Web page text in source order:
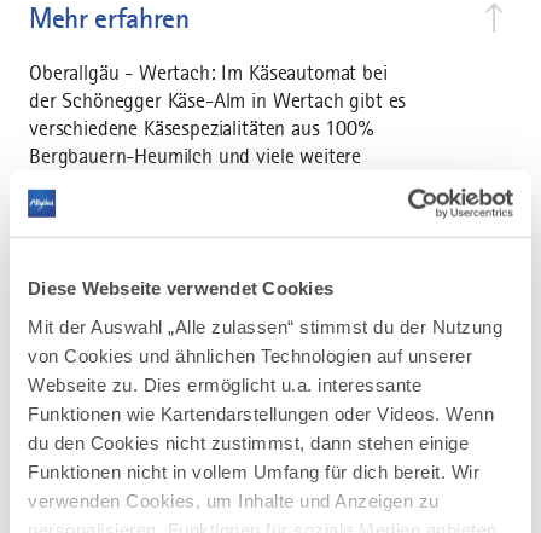
Diese Webseite verwendet Cookies
Mit der Auswahl „Alle zulassen“ stimmst du der Nutzung
von Cookies und ähnlichen Technologien auf unserer
Webseite zu. Dies ermöglicht u.a. interessante
Funktionen wie Kartendarstellungen oder Videos. Wenn
du den Cookies nicht zustimmst, dann stehen einige
Funktionen nicht in vollem Umfang für dich bereit. Wir
verwenden Cookies, um Inhalte und Anzeigen zu
Mehr erfahren
Oberallgäu - Wertach: Im Käseautomat bei
der Schönegger Käse-Alm in Wertach gibt es
verschiedene Käsespezialitäten aus 100%
Bergbauern-Heumilch und viele weitere
Schmankerl rund um die Uhr.
AUF DER ALLGÄU KARTE